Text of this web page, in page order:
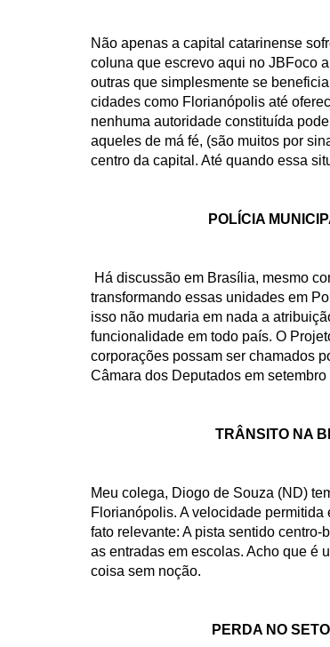
Não apenas a capital catarinense
coluna que escrevo aqui no JBFoco
outras que simplesmente se
cidades como Florianópolis até
nenhuma autoridade constituída
aqueles de má fé, (são muitos por
centro da capital. Até quando essa
POLÍCIA
Há discussão em Brasília, mesmo
transformando essas unidades em
isso não mudaria em nada a
funcionalidade em todo país. O
corporações possam ser chamados
Câmara dos Deputados em
TRÂNSITO NA
Meu colega, Diogo de Souza (ND)
Florianópolis. A velocidade
fato relevante: A pista sentido
as entradas em escolas. Acho que é
coisa sem noção.
PERDA NO